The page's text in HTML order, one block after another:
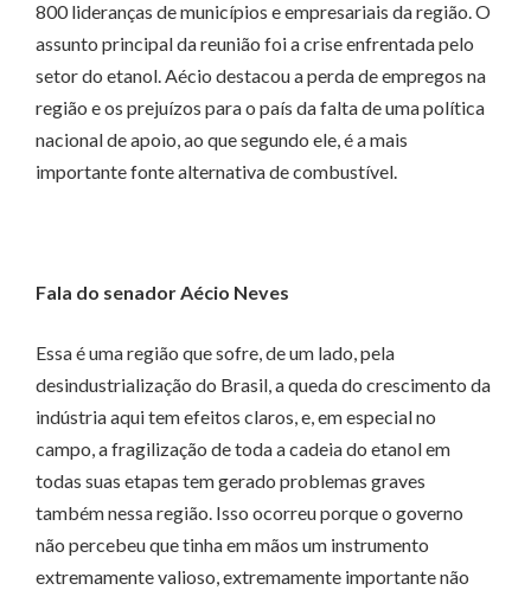
800 lideranças de municípios e empresariais da região. O
assunto principal da reunião foi a crise enfrentada pelo
setor do etanol. Aécio destacou a perda de empregos na
região e os prejuízos para o país da falta de uma política
nacional de apoio, ao que segundo ele, é a mais
importante fonte alternativa de combustível.
Fala do senador Aécio Neves
Essa é uma região que sofre, de um lado, pela
desindustrialização do Brasil, a queda do crescimento da
indústria aqui tem efeitos claros, e, em especial no
campo, a fragilização de toda a cadeia do etanol em
todas suas etapas tem gerado problemas graves
também nessa região. Isso ocorreu porque o governo
não percebeu que tinha em mãos um instrumento
extremamente valioso, extremamente importante não